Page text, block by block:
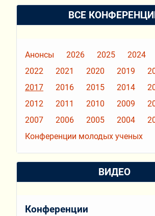
ВСЕ
Анонсы 2026 2025 2024
2022
2021 2020 2019
2017
2016 2015 2014
2012
2011 2010 2009
2007
2006 2005 2004
Конференции молодых ученых
ВИДЕО
Конференции